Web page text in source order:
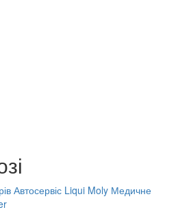
Автосервіс Liqui Moly Медичне